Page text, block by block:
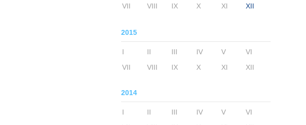
VII VIII IX X XI XII
2015
I II III IV V
VI
VII
VIII IX X XI XII
2014
I II III IV V
VI